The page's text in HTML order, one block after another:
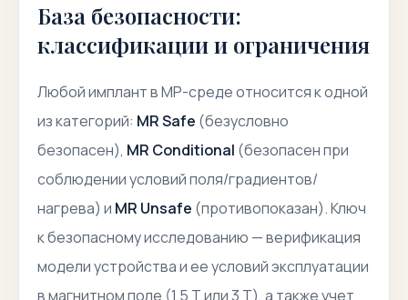
База безопасности:
классификации и ограничения
Любой имплант в МР-среде относится к одной
из категорий: MR Safe (безусловно
безопасен), MR Conditional (безопасен при
соблюдении условий поля/градиентов/
нагрева) и MR Unsafe (противопоказан). Ключ
к безопасному исследованию — верификация
модели устройства и ее условий эксплуатации
в магнитном поле (1,5 Т или 3 Т), а также учет